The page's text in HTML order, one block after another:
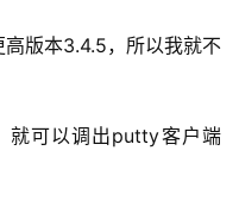
版本3.4.5，所以我就不
就可以调出putty客户端